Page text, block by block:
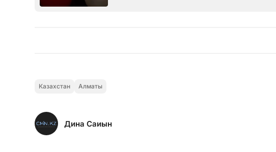
Казахстан Алматы
Дина Саиын